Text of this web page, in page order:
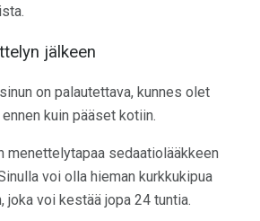
jälkeen
on palautettava, kunnes olet
kuin pääset kotiin.
menettelytapaa sedaatiolääkkeen
voi olla hieman kurkkukipua
joka voi kestää jopa 24 tuntia.